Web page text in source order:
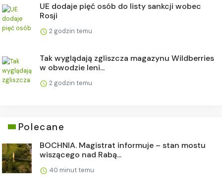
UE dodaje pięć osób do listy sankcji wobec
Rosji
2 godzin temu
Tak wyglądają zgliszcza magazynu Wildberries
w obwodzie leni...
2 godzin temu
Polecane
BOCHNIA. Magistrat informuje – stan mostu
wiszącego nad Rabą...
40 minut temu